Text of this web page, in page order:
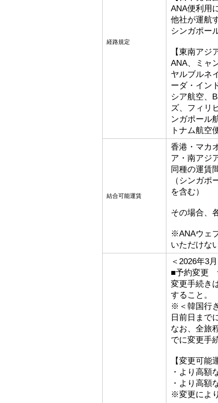
経路規定
ANA便利用
他社が運航
シンガポー
【東南アジ
ANA、ミャ
ヤルブルネ
ーダ・イン
シア航空、
ズ、フィリ
ンガポール
トナム航空
結合可能運賃
香港・マカ
ア・南アジ
同種の運賃
（シンガ
を含む）
その場合、
※ANAウェ
いただけな
＜2026年3
■予約変更
変更手続き
すること。
※＜韓国行
日前日まで
なお、全旅
でに変更手
【変更可能
・より高額
・より高額
※変更によ